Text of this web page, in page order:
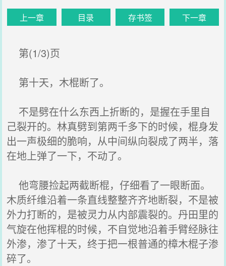
上一章 目录 存书签 下一章
第(1/3)页
第十天，木棍断了。
不是劈在什么东西上折断的，是握在手里自
己裂开的。林真劈到第两千多下的时候，棍身发
出一声极细的脆响，从中间纵向裂成了两半，落
在地上弹了一下，不动了。
他弯腰捡起两截断棍，仔细看了一眼断面。
木质纤维沿着一条直线整整齐齐地断裂，不是被
外力打断的，是被灵力从内部震裂的。丹田里的
气旋在他挥棍的时候，不自觉地沿着手臂经脉往
外渗，渗了十天，终于把一根普通的樟木棍子渗
碎了。